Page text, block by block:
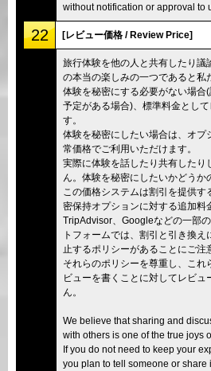
without notification or approval to
22 [レビュー価格 / Review Price]
旅行体験を他の人と共有したり議
の本当の楽しみの一つであると私
体験を秘密にする必要がない場合
予定がある場合)、標準料金とし
す。
体験を秘密にしたい場合は、オプ
常価格でご利用いただけます。
実際に体験を話したり共有したり
ん。体験を秘密にしたいかどうか
この価格システムは割引を提供
密保持オプションに対する追加料
TripAdvisor、Googleなどの一部
トフォームでは、割引と引き換
止するポリシーがあることにご注
それらのポリシーを尊重し、これ
ビューを書くことに対してレビ
ん。
We believe that sharing and
with others is one of the true joys
If you do not need to keep your
you plan to tell someone or share